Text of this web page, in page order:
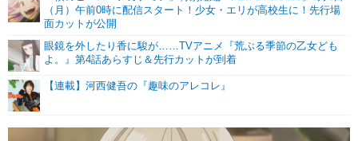
（月）午前0時に配信スタート！少女・エリが高校生に！先行場
面カットが公開
眼鏡を外したり香に駿が……TVアニメ『荒ぶる季節の⼄⼥ども
よ。』第4話あらすじ＆先行カットが到着
【連載】河西健吾の『趣味のアレコレ』